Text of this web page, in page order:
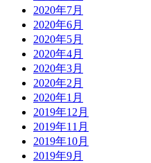
2020年7月
2020年6月
2020年5月
2020年4月
2020年3月
2020年2月
2020年1月
2019年12月
2019年11月
2019年10月
2019年9月